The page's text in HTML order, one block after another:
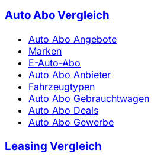
Auto Abo Vergleich
Auto Abo Angebote
Marken
E-Auto-Abo
Auto Abo Anbieter
Fahrzeugtypen
Auto Abo Gebrauchtwagen
Auto Abo Deals
Auto Abo Gewerbe
Leasing Vergleich